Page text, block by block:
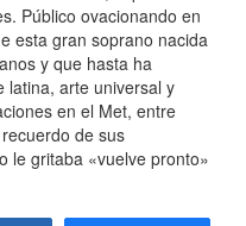
Público ovacionando en
esta gran soprano nacida
y que hasta ha
latina, arte universal y
en el Met, entre
de sus
le gritaba «vuelve pronto»